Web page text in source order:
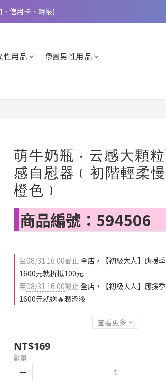
🪙80元購物金
信用卡、轉帳)
性用品 🧑🏽男性用品
萌牛奶瓶 ‧ 云感大顆
感自慰器﹝初階輕柔
橙色﹞
商品編號：594506
至08/31 16:00截止全店，【初級大人】應援
1600元就折抵100元
至08/31 16:00截止全店，【初級大人】應援
1600元就送🔥潤滑液
查看更多
NT$169
數量